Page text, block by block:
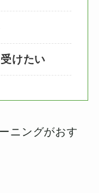
けたい
ニングがおす